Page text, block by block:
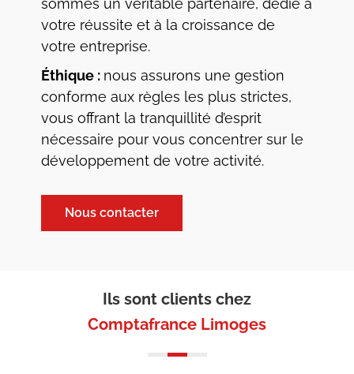
votre réussite et à la croissance de
votre entreprise.
Éthique : nous assurons une gestion
conforme aux règles les plus strictes,
vous offrant la tranquillité d’esprit
nécessaire pour vous concentrer sur le
développement de votre activité.
Nous contacter
Ils sont clients chez
Comptafrance Limoges